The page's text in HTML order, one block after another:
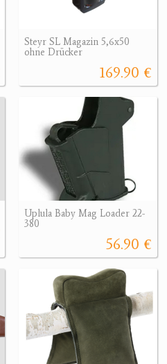
Steyr SL Magazin 5,6x50
ohne Drücker
169.90 €
Uplula Baby Mag Loader 22-
380
56.90 €